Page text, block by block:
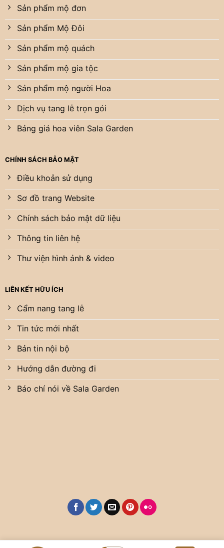
Sản phẩm mộ đơn
Sản phẩm Mộ Đôi
Sản phẩm mộ quách
Sản phẩm mộ gia tộc
Sản phẩm mộ người Hoa
Dịch vụ tang lễ trọn gói
Bảng giá hoa viên Sala Garden
CHÍNH SÁCH BẢO MẬT
Điều khoản sử dụng
Sơ đồ trang Website
Chính sách bảo mật dữ liệu
Thông tin liên hệ
Thư viện hình ảnh & video
LIÊN KẾT HỮU ÍCH
Cẩm nang tang lễ
Tin tức mới nhất
Bản tin nội bộ
Hướng dẫn đường đi
Báo chí nói về Sala Garden